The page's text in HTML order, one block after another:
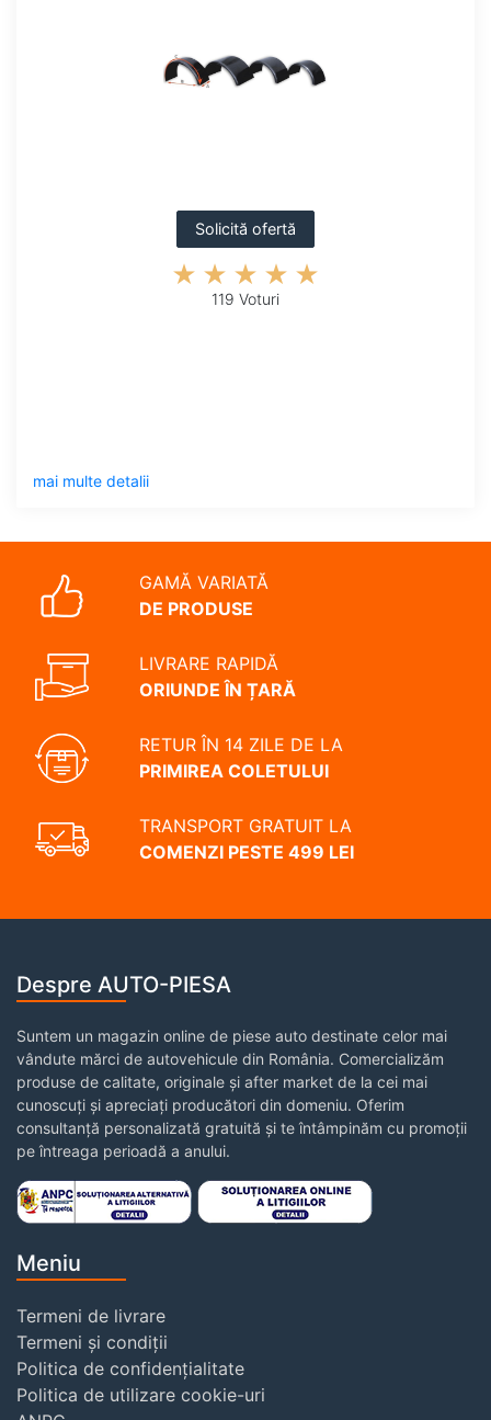
Solicită ofertă
119 Voturi
mai multe detalii
GAMĂ VARIATĂ
DE PRODUSE
LIVRARE RAPIDĂ
ORIUNDE ÎN ȚARĂ
RETUR ÎN 14 ZILE DE LA
PRIMIREA COLETULUI
TRANSPORT GRATUIT LA
COMENZI PESTE 499 LEI
Despre AUTO-PIESA
Suntem un magazin online de piese auto destinate celor mai
vândute mărci de autovehicule din România. Comercializăm
produse de calitate, originale și after market de la cei mai
cunoscuți și apreciați producători din domeniu. Oferim
consultanță personalizată gratuită și te întâmpinăm cu promoții
pe întreaga perioadă a anului.
Meniu
Termeni de livrare
Termeni și condiții
Politica de confidențialitate
Politica de utilizare cookie-uri